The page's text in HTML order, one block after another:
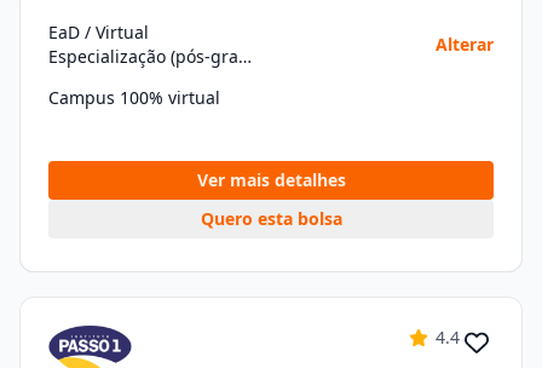
EaD / Virtual
Especialização (pós-graduação)
Alterar
Campus 100% virtual
Ver mais detalhes
Quero esta bolsa
4.4